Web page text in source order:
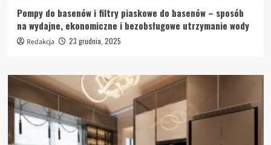
Pompy do basenów i filtry piaskowe do basenów – sposób
na wydajne, ekonomiczne i bezobsługowe utrzymanie wody
Redakcja 23 grudnia, 2025